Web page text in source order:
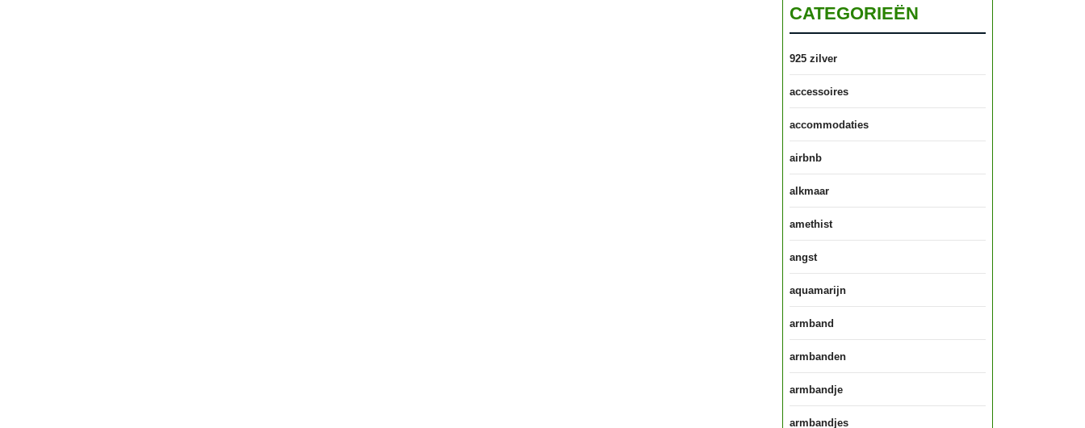
CATEGORIEËN
925 zilver
accessoires
accommodaties
airbnb
alkmaar
amethist
angst
aquamarijn
armband
armbanden
armbandje
armbandjes